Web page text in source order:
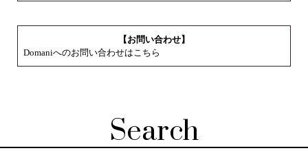
【お問い合わせ】
Domaniへのお問い合わせはこちら
Search